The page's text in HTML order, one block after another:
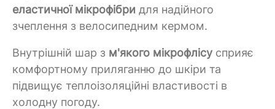
еластичної мікрофібри для надійного
зчеплення з велосипедним кермом.
Внутрішній шар з м'якого мікрофлісу сприяє
комфортному приляганню до шкіри та
підвищує теплоізоляційні властивості в
холодну погоду.